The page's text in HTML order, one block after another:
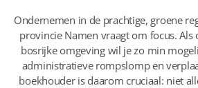
Ondernemen in de prachtige, groene
provincie Namen vraagt om focus. Als
bosrijke omgeving wil je zo min
administratieve rompslomp en
boekhouder is daarom cruciaal: niet